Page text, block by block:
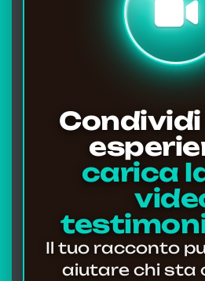
carica
Il tuo racconto
aiutare chi sta